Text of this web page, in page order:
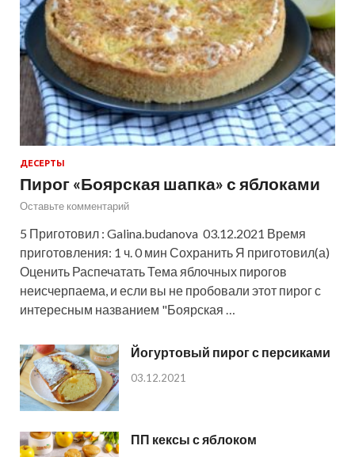
ДЕСЕРТЫ
Пирог «Боярская шапка» с яблоками
Оставьте комментарий
5 Приготовил : Galina.budanova 03.12.2021 Время
приготовления: 1 ч. 0 мин Сохранить Я приготовил(а)
Оценить Распечатать Тема яблочных пирогов
неисчерпаема, и если вы не пробовали этот пирог с
интересным названием "Боярская …
Йогуртовый пирог с персиками
03.12.2021
ПП кексы с яблоком